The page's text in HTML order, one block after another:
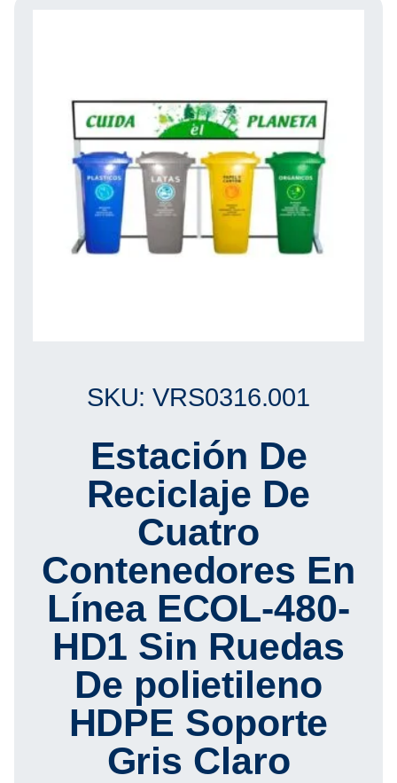
SKU: VRS0316.001
Estación De
Reciclaje De
Cuatro
Contenedores En
Línea ECOL-480-
HD1 Sin Ruedas
De polietileno
HDPE Soporte
Gris Claro